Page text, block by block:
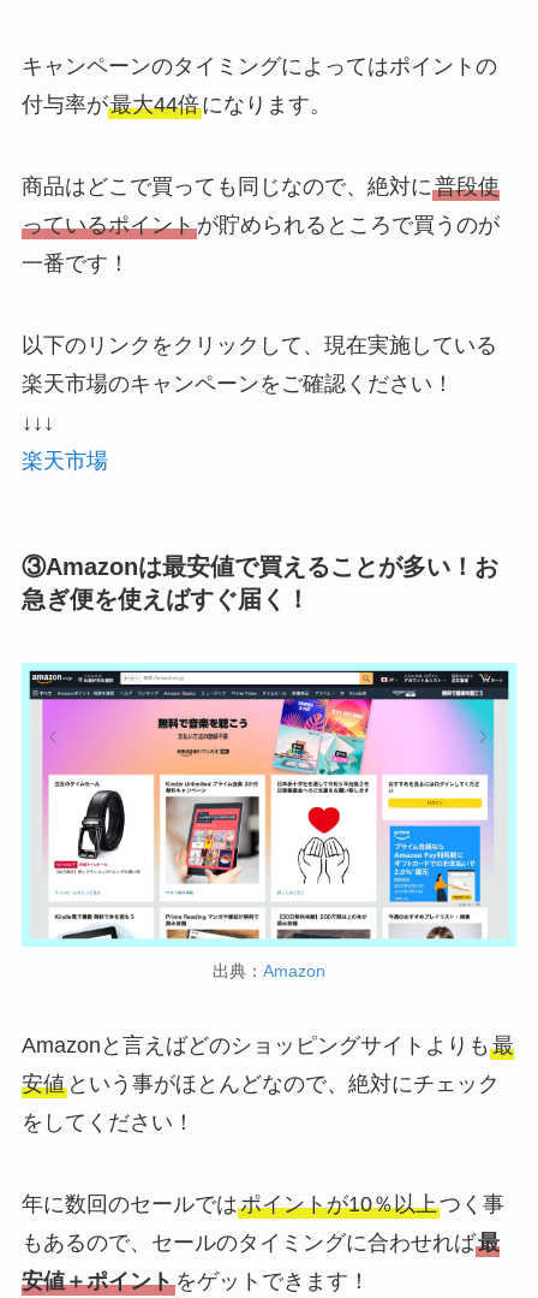
キャンペーンのタイミングによってはポイントの
付与率が最大44倍になります。
商品はどこで買っても同じなので、絶対に普段使
っているポイントが貯められるところで買うのが
一番です！
以下のリンクをクリックして、現在実施している
楽天市場のキャンペーンをご確認ください！
↓↓↓
楽天市場
③Amazonは最安値で買えることが多い！お
急ぎ便を使えばすぐ届く！
出典： Amazon
Amazonと言えばどのショッピングサイトよりも 最
安値という事がほとんどなので、絶対にチェック
をしてください！
年に数回のセールではポイントが10％以上つく事
もあるので、セールのタイミングに合わせれば最
安値＋ポイントをゲットできます！